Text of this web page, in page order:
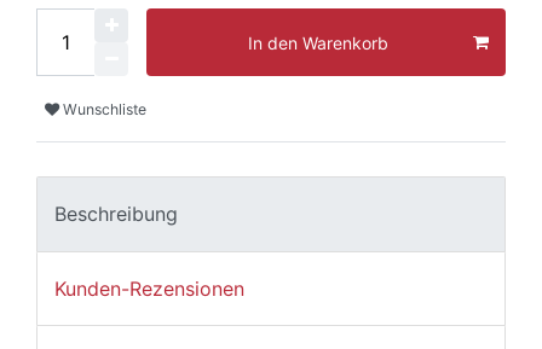
In den Warenkorb
Wunschliste
Beschreibung
Kunden-Rezensionen